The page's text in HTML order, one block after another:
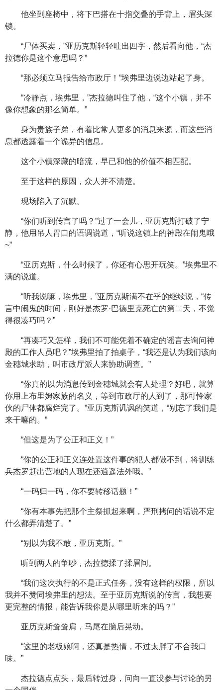
他坐到座椅中，将下巴搭在十指交叠的手背上，眉头深
锁。
“尸体买卖，”亚历克斯轻轻吐出四字，然后看向他，“杰
拉德你是这个意思吗？”
“那必须立马报告给市政厅！”埃弗里边说边站起了身。
“冷静点，埃弗里，”杰拉德叫住了他，“这个小镇，并不
像你想象的那么简单。”
身为贵族子弟，有着比常人更多的消息来源，而这些消
息都透露着一个诡异的信息。
这个小镇深藏的暗流，早已和他的价值不相匹配。
至于这样的原因，众人并不清楚。
现场陷入了沉默。
“你们听到传言了吗？”过了一会儿，亚历克斯打破了宁
静，他用吊人胃口的语调说道，“听说这镇上的神殿在闹鬼哦
~”
“亚历克斯，什么时候了，你还有心思开玩笑。”埃弗里不
满的说道。
“听我说嘛，埃弗里，”亚历克斯满不在乎的继续说，“传
言中闹鬼的时间，刚好是杰罗·巴德里克死亡的第二天，不觉
得很凑巧吗？”
“再凑巧又怎样，我们不可能凭着不确定的谣言去询问神
殿的工作人员吧？”埃弗里拍了拍桌子，“我还是认为我们该向
金穗城求助，叫市政厅派人来协助调查。”
“你真的以为消息传到金穗城就会有人处理？好吧，就算
你用上布里姆家族的名义，等到市政厅的人到了，那可怜家
伙的尸体都腐烂完了。”亚历克斯讥讽的笑道，“别忘了我们是
来干嘛的。”
“但这是为了公正和正义！”
“你的公正和正义连处置这件事的犯人都做不到，将训练
兵杰罗赶出营地的人现在还逍遥法外哦。”
“一码归一码，你不要转移话题！”
“你有本事先把那个主祭抓起来啊，严刑拷问的话说不定
什么都弄清楚了。”
“别以为我不敢，亚历克斯。”
听到两人的争吵，杰拉德揉了揉眉间。
“我们这次执行的不是正式任务，没有这样的权限，所以
我并不赞同埃弗里的想法。至于亚历克斯说的传言，我想要
更完整的情报，能告诉我你是从哪里听来的吗？”
亚历克斯耸耸肩，马尾在脑后晃动。
“这里的老板娘啊，还真是热情，不过太胖了不合我口
味。”
杰拉德点点头，最后转过身，问向一直没参与讨论的另